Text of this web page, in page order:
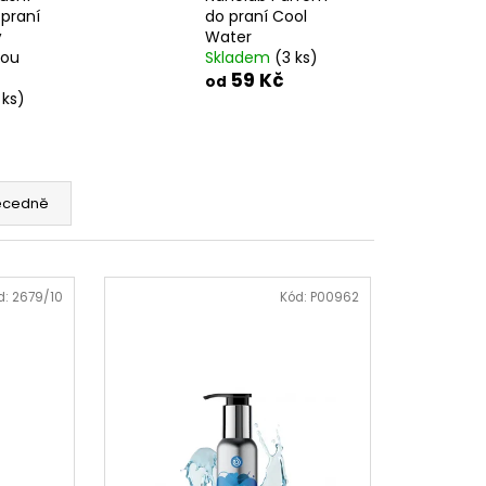
ks)
do praní Cool
Water
Skladem (3 ks)
od 59 Kč
2679/10 Kód: P00962